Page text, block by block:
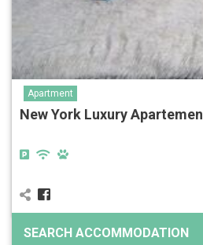
Apartment
New York Luxury
SEARCH ACCOMMODATION